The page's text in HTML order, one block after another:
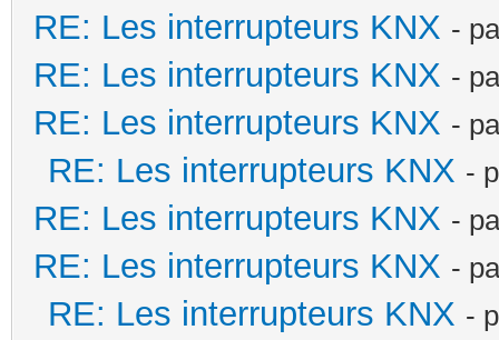
RE: Les interrupteurs KNX -
RE: Les interrupteurs KNX -
RE: Les interrupteurs KNX -
RE: Les interrupteurs KNX -
RE: Les interrupteurs KNX -
RE: Les interrupteurs KNX -
RE: Les interrupteurs KNX -